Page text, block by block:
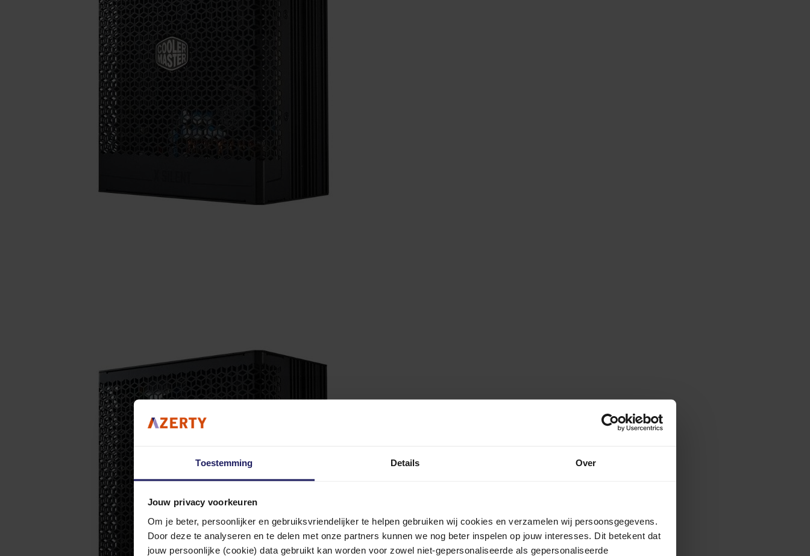
Toestemming Details Over
Jouw privacy voorkeuren
Om je beter, persoonlijker en gebruiksvriendelijker te helpen gebruiken wij cookies en verzamelen wij persoonsgegevens.
Door deze te analyseren en te delen met onze partners kunnen we nog beter inspelen op jouw interesses. Dit betekent dat
jouw persoonlijke (cookie) data gebruikt kan worden voor zowel niet-gepersonaliseerde als gepersonaliseerde